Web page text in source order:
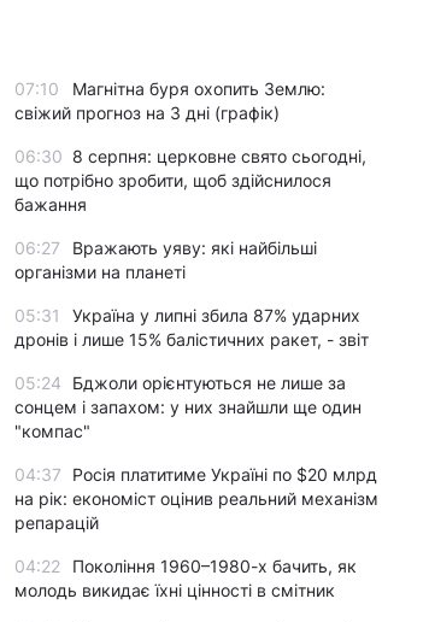
07:10
Магнітна буря охопить Землю:
свіжий прогноз на 3 дні (графік)
06:30 8 серпня: церковне свято сьогодні,
що потрібно зробити, щоб здійснилося
бажання
06:27
Вражають уяву: які найбільші
організми на планеті
05:31
Україна у липні збила 87% ударних
дронів і лише 15% балістичних ракет, - звіт
05:24
Бджоли орієнтуються не лише за
сонцем і запахом: у них знайшли ще один
"компас"
04:37
Росія платитиме Україні по $20 млрд
на рік: економіст оцінив реальний механізм
репарацій
04:22
Покоління 1960–1980-х бачить, як
молодь викидає їхні цінності в смітник